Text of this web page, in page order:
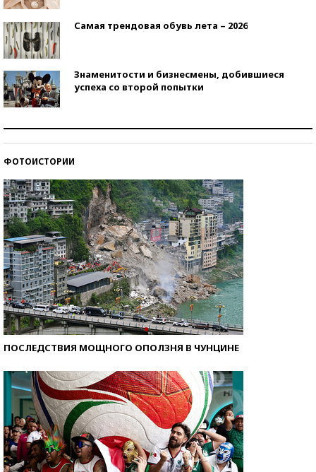
Самая трендовая обувь лета – 2026
Знаменитости и бизнесмены, добившиеся
успеха со второй попытки
ФОТОИСТОРИИ
ПОСЛЕДСТВИЯ МОЩНОГО ОПОЛЗНЯ В ЧУНЦИНЕ